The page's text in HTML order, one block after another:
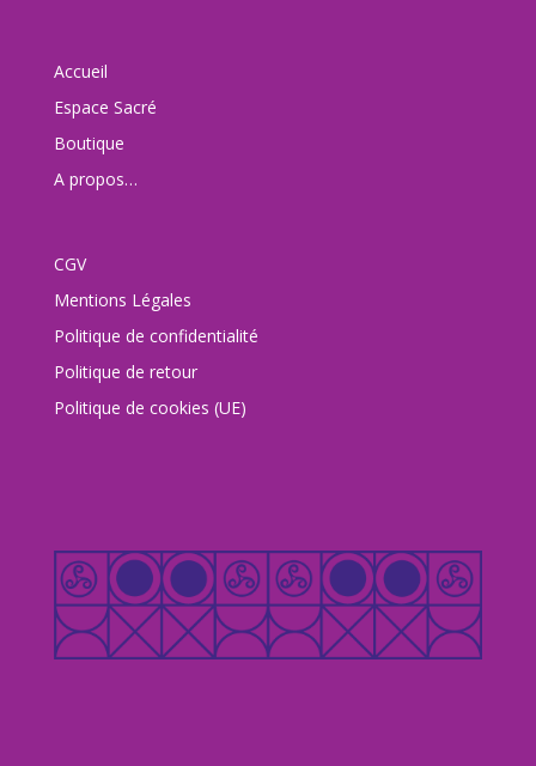
Accueil
Espace Sacré
Boutique
A propos…
CGV
Mentions Légales
Politique de confidentialité
Politique de retour
Politique de cookies (UE)